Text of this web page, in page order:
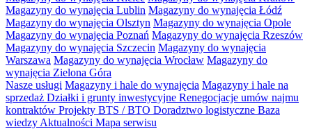
Magazyny do wynajęcia Lublin Magazyny do wynajęcia Łódź
Magazyny do wynajęcia Olsztyn Magazyny do wynajęcia Opole
Magazyny do wynajęcia Poznań Magazyny do wynajęcia Rzeszów
Magazyny do wynajęcia Szczecin Magazyny do wynajęcia
Warszawa Magazyny do wynajęcia Wrocław Magazyny do
wynajęcia Zielona Góra
Nasze usługi Magazyny i hale do wynajęcia Magazyny i hale na
sprzedaż Działki i grunty inwestycyjne Renegocjacje umów najmu
kontraktów Projekty BTS / BTO Doradztwo logistyczne Baza
wiedzy Aktualności Mapa serwisu